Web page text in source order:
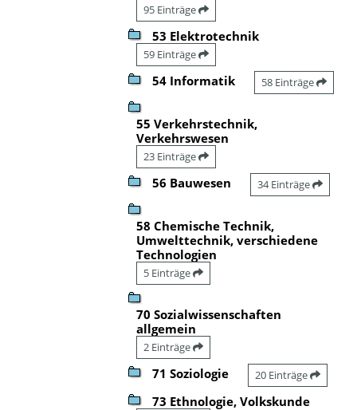
95 Einträge
53 Elektrotechnik
59 Einträge
54 Informatik 58 Einträge
55 Verkehrstechnik,
Verkehrswesen
23 Einträge
56 Bauwesen 34 Einträge
58 Chemische Technik,
Umwelttechnik, verschiedene
Technologien
5 Einträge
70 Sozialwissenschaften
allgemein
2 Einträge
71 Soziologie 20 Einträge
73 Ethnologie, Volkskunde